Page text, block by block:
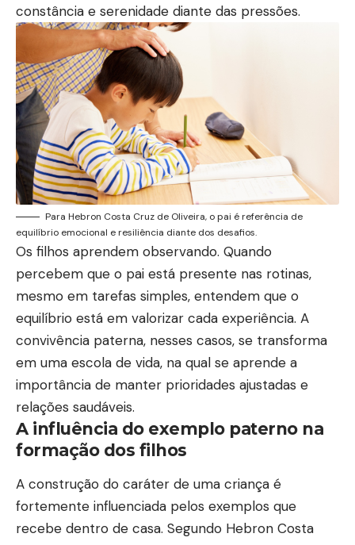
constância e serenidade diante das pressões.
Para Hebron Costa Cruz de Oliveira, o pai é referência de
equilíbrio emocional e resiliência diante dos desafios.
Os filhos aprendem observando. Quando
percebem que o pai está presente nas rotinas,
mesmo em tarefas simples, entendem que o
equilíbrio está em valorizar cada experiência. A
convivência paterna, nesses casos, se transforma
em uma escola de vida, na qual se aprende a
importância de manter prioridades ajustadas e
relações saudáveis.
A influência do exemplo paterno na
formação dos filhos
A construção do caráter de uma criança é
fortemente influenciada pelos exemplos que
recebe dentro de casa. Segundo Hebron Costa